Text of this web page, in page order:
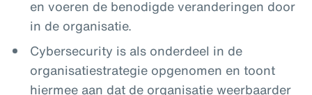
en voeren de benodigde veranderingen door
in de organisatie.
Cybersecurity is als onderdeel in de
organisatiestrategie opgenomen en toont
hiermee aan dat de organisatie weerbaarder